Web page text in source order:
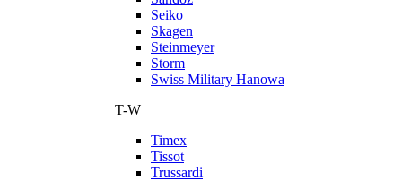
Seiko
Skagen
Steinmeyer
Storm
Swiss Military Hanowa
T-W
Timex
Tissot
Trussardi